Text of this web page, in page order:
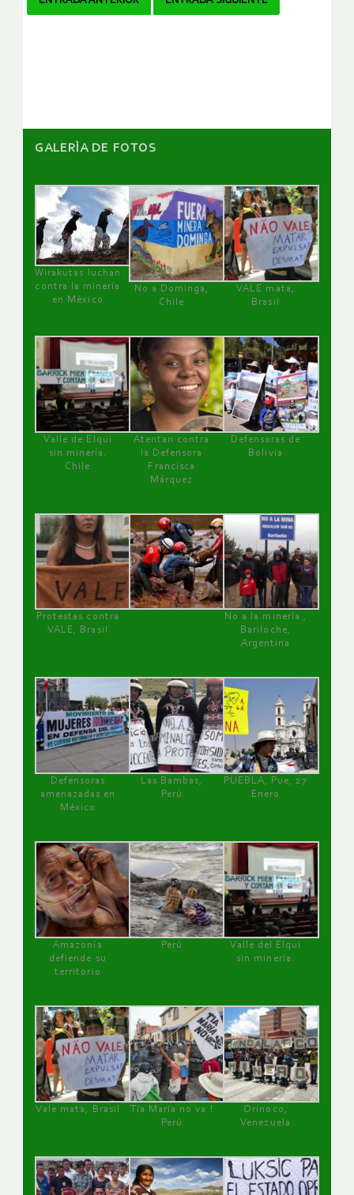
GALERÌA DE FOTOS
Wirakutas luchan
contra la minería
en México
No a Dominga,
Chile
VALE mata,
Brasil
Valle de Elqui
sin minería.
Chile
Atentan contra
la Defensora
Francisca
Márquez
Defensoras de
Bolivia
Protestas contra
VALE, Brasil
No a la minería ,
Bariloche,
Argentina
Defensoras
amenazadas en
México
Las Bambas,
Perú
PUEBLA, Pue, 27
Enero
Amazonía
defiende su
territorio
Perú
Valle del Elqui
sin minería.
Vale mata, Brasil
Tía María no va !
Perú
Orinoco,
Venezuela